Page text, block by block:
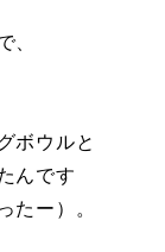
、
ボウルと
んです
たー）。